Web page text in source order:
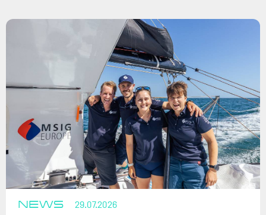
NEWS 29.07.2026